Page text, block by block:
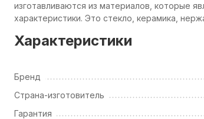
изготавливаются из материалов, которые
характеристики. Это стекло, керамика,
Характеристики
Бренд
Страна-изготовитель
Гарантия